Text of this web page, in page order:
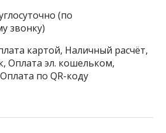
(по
звонку)
картой, Наличный расчёт,
Оплата эл. кошельком,
по QR-коду